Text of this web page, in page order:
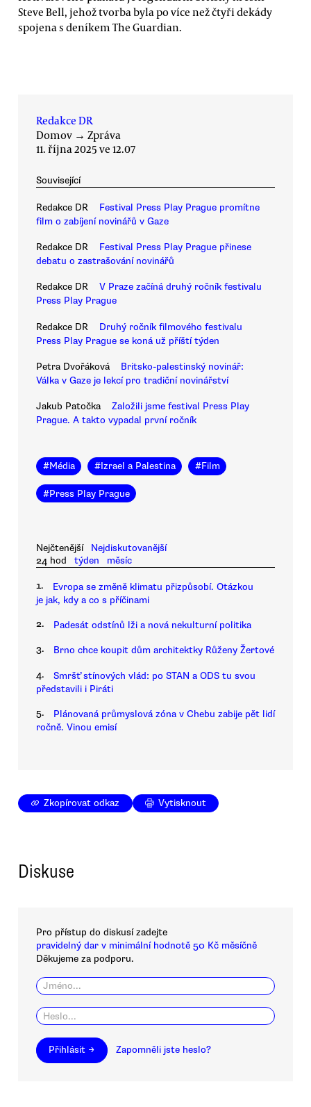
Steve Bell, jehož tvorba byla po více než čtyři dekády
spojena s deníkem The Guardian.
Redakce DR
Domov → Zpráva
11. října 2025 ve 12.07
Související
Redakce DR
Festival Press Play Prague promítne
film o zabíjení novinářů v Gaze
Redakce DR
Festival Press Play Prague přinese
debatu o zastrašování novinářů
Redakce DR
V Praze začíná druhý ročník festivalu
Press Play Prague
Redakce DR
Druhý ročník filmového festivalu
Press Play Prague se koná už příští týden
Petra Dvořáková
Britsko-palestinský novinář:
Válka v Gaze je lekcí pro tradiční novinářství
Jakub Patočka
Založili jsme festival Press Play
Prague. A takto vypadal první ročník
#Média #Izrael a Palestina #Film
#Press Play Prague
Nejčtenější
Nejdiskutovanější
24 hod
týden měsíc
1.
Evropa se změně klimatu přizpůsobí. Otázkou
je jak, kdy a co s příčinami
2. Padesát odstínů lži a nová nekulturní politika
3. Brno chce koupit dům architektky Růženy Žertové
4.
Smršť stínových vlád: po STAN a ODS tu svou
představili i Piráti
5.
Plánovaná průmyslová zóna v Chebu zabije pět lidí
ročně. Vinou emisí
Zkopírovat odkaz Vytisknout
Diskuse
Pro přístup do diskusí zadejte
pravidelný dar v minimální hodnotě 50 Kč měsíčně
Děkujeme za podporu.
Přihlásit → Zapomněli jste heslo?